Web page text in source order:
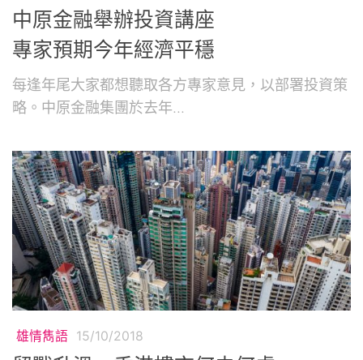
中原金融舉辦投資講座
專家預期今年經濟平穩
每逢年尾大家都想聽取各方專家意見，以部署投資策
略。中原金融集團於去年...
雄情雋語 15/10/2018